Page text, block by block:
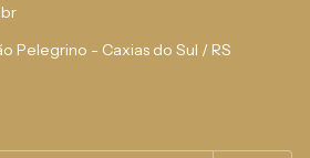
Pelegrino - Caxias do Sul / RS